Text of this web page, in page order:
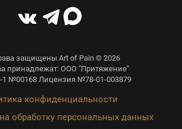
защищены Art of Pain © 2026
принадлежат: ООО "Притяжение"
1 №00168 Лицензия №78-01-003879
конфиденциальности
обработку персональных данных